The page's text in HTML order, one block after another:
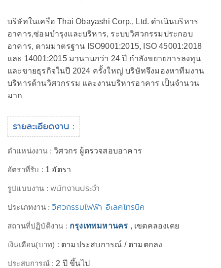
บริษัทในเครือ Thai Obayashi Corp., Ltd. ดำเนินบริหาร
อาคาร,ซ่อมบำรุงและบริหาร, ระบบวิศวกรรมประกอบ
อาคาร, ตามมาตรฐาน ISO9001:2015, ISO 45001:2018
และ 14001:2015 มานานกว่า 24 ปี กำลังขยายการลงทุน
และขายธุรกิจในปี 2024 ครั้งใหญ่ บริษัทจึงมองหาทีมงาน
บริหารด้านวิศวกรรม และงานบริหารอาคาร เป็นจำนวน
มาก
รายละเอียดงาน :
ตำแหน่งงาน :วิศวกร ผู้ตรวจสอบอาคาร
อัตราที่รับ : 1 อัตรา
รูปแบบงาน :พนักงานประจำ
ประเภทงาน :วิศวกรรมไฟฟ้า อิเลคโทรนิค
สถานที่ปฏิบัติงาน : กรุงเทพมหานคร , เขตคลองเตย
เงินเดือน(บาท) : ตามประสบการณ์ / ตามตกลง
ประสบการณ์ : 2 ปี ขึ้นไป